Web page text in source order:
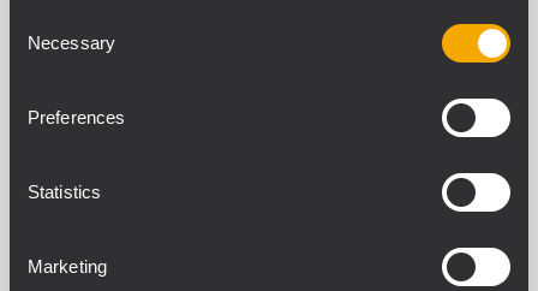
Selection
Necessary
Preferences
Statistics
Marketing
Pavillon à directivité constante 100° x
ENCEINTE PROFESSIONNELLE À DEUX
137 dB SPL max